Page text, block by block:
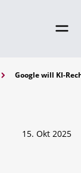
Google will KI-
15. Okt 2025